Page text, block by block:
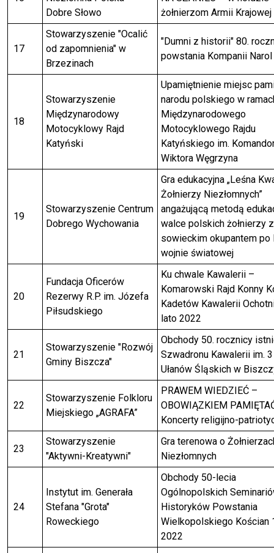
Dobre Słowo
żołnierzom Armii Krajowej
17
Stowarzyszenie "Ocalić
od zapomnienia" w
Brzezinach
"Dumni z historii" 80.
powstania Kompanii Narol
18
Stowarzyszenie
Międzynarodowy
Motocyklowy Rajd
Katyński
Upamiętnienie miejsc
narodu polskiego w
Międzynarodowego
Motocyklowego Rajdu
Katyńskiego im.
Wiktora Węgrzyna
19
Stowarzyszenie Centrum
Dobrego Wychowania
Gra edukacyjna „Leśna
Żołnierzy Niezłomnych”
angażującą metodą
walce polskich żołnierzy z
sowieckim okupantem po
wojnie światowej
20
Fundacja Oficerów
Rezerwy R.P. im. Józefa
Piłsudskiego
Ku chwale Kawalerii –
Komarowski Rajd Konny
Kadetów Kawalerii
lato 2022
21
Stowarzyszenie "Rozwój
Gminy Biszcza"
Obchody 50. rocznicy
Szwadronu Kawalerii im. 3
Ułanów Śląskich w
22
Stowarzyszenie Folkloru
Miejskiego „AGRAFA”
PRAWEM WIEDZIEĆ –
OBOWIĄZKIEM
Koncerty religijno-
23
Stowarzyszenie
"Aktywni-Kreatywni"
Gra terenowa o
Niezłomnych
24
Instytut im. Generała
Stefana "Grota"
Roweckiego
Obchody 50-lecia
Ogólnopolskich
Historyków Powstania
Wielkopolskiego Kościan
2022